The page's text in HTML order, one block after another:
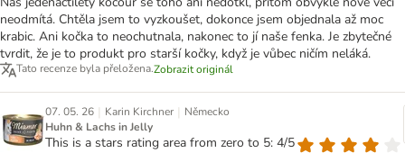
neodmítá. Chtěla jsem to vyzkoušet, dokonce jsem objednala až moc
krabic. Ani kočka to neochutnala, nakonec to jí naše fenka. Je zbytečné
tvrdit, že je to produkt pro starší kočky, když je vůbec ničím neláká.
Tato recenze byla přeložena.Zobrazit originál
07. 05. 26 | Karin Kirchner | Německo
Huhn & Lachs in Jelly
This is a stars rating area from zero to 5: 4/5